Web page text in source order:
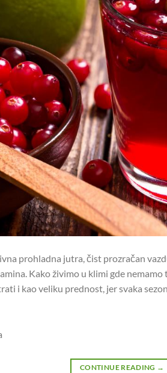
prohladna jutra, čist prozračan
Kako živimo u klimi gde
i kao veliku prednost, jer svaka
CONTINUE READING →